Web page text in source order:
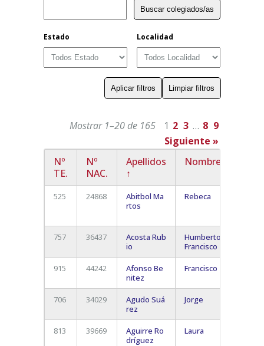
Localidad
Estado
Mostrar 1–20 de 165 1 2 3 … 8 9
Siguiente »
Nº
TE.
Nº
NAC.
Apellidos
↑
Nombre
525 24868
Abitbol Ma
rtos
Rebeca
757 36437
Acosta Rub
io
Humberto
Francisco
915 44242
Afonso Be
nitez
Francisco
706 34029
Agudo Suá
rez
Jorge
813 39669
Aguirre Ro
dríguez
Laura